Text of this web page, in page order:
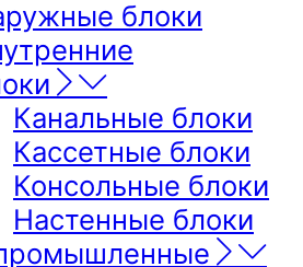
блоки
Канальные блоки
Кассетные блоки
Консольные блоки
Настенные блоки